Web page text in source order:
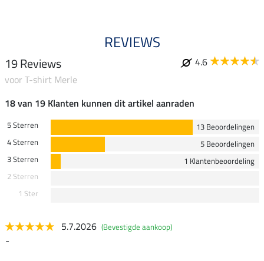
REVIEWS
19 Reviews
4.6
voor T-shirt Merle
18 van 19 Klanten kunnen dit artikel aanraden
5 Sterren
13 Beoordelingen
4 Sterren
5 Beoordelingen
3 Sterren
1 Klantenbeoordeling
2 Sterren
1 Ster
5.7.2026 (Bevestigde aankoop)
-